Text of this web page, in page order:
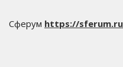
Сферум https://